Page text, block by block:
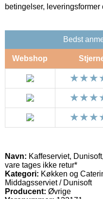
betingelser,
Bedst
Webshop
Navn: Kaffeserviet,
vare tages ikke retur*
Kategori: Køkken og
Middagsserviet / Dunisoft
Producent: Øvrige